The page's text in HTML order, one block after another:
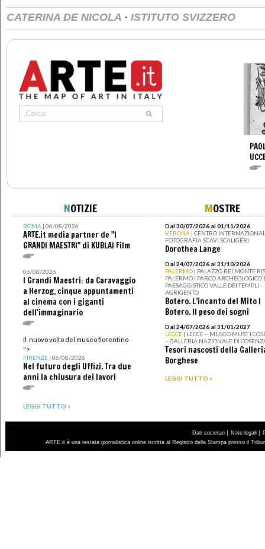
CATERINA DE NICOLA · ISTITUTO SVIZZERO
NOTIZIE
ROMA| 06/08/2026
ARTE.it media partner de "I
GRANDI MAESTRI" di KUBLAI Film
06/08/2026
I Grandi Maestri: da Caravaggio
a Herzog, cinque appuntamenti
al cinema con i giganti
dell'immaginario
Il nuovo volto del museo fiorentino
">
FIRENZE| 06/08/2026
Nel futuro degli Uffizi. Tra due
anni la chiusura dei lavori
LEGGI TUTTO >
MOSTRE
Dal 30/07/2026 al 01/11/2026
VERONA | CENTRO
FOTOGRAFIA SCAVI SCALIGERI
Dorothea Lange
Dal 24/07/2026 al 31/10/2026
PALERMO | PALAZZO BELMONTE
PALERMO I PARCO ARCHEOLOGICO
PAESAGGISTICO VALLE DEI TEMPLI -
AGRIGENTO
Botero. L’incanto del Mito I
Botero. Il peso dei sogni
Dal 24/07/2026 al 31/01/2027
LECCE | LECCE – MUSEO MUST I
– GALLERIA NAZIONALE DI
Tesori nascosti della
Borghese
LEGGI TUTTO >
Dati societari | Note legali |
ARTE.it è una testata giornalistica online iscritta al Registro della Stampa presso il